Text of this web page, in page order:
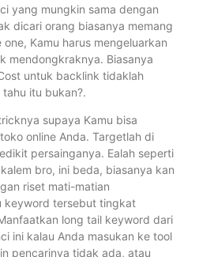
yang mungkin sama dengan
dicari orang biasanya memang
Kamu harus mengeluarkan
mendongkraknya. Biasanya
untuk backlink tidaklah
itu bukan?.
supaya Kamu bisa
online Anda. Targetlah di
persainganya. Ealah seperti
bro, ini beda, biasanya kan
riset mati-matian
keyword tersebut tingkat
long tail keyword dari
ini kalau Anda masukan ke tool
pencarinya tidak ada, atau